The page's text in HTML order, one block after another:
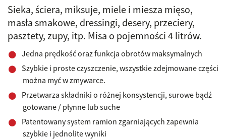
Sieka, ściera, miksuje, miele i miesza mięso,
masła smakowe, dressingi, desery, przeciery,
pasztety, zupy, itp. Misa o pojemności 4 litrów.
Jedna prędkość oraz funkcja obrotów maksymalnych
Szybkie i proste czyszczenie, wszystkie zdejmowane części
można myć w zmywarce.
Przetwarza składniki o różnej konsystencji, surowe bądź
gotowane / płynne lub suche
Patentowany system ramion zgarniających zapewnia
szybkie i jednolite wyniki